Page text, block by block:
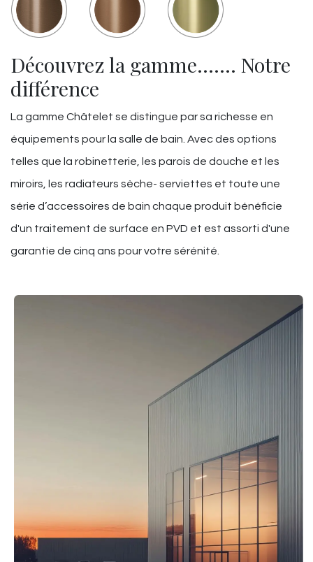
Découvrez la gamme……. Notre
différence
La gamme Châtelet se distingue par sa richesse en
équipements pour la salle de bain. Avec des options
telles que la robinetterie, les parois de douche et les
miroirs, les radiateurs sèche- serviettes et toute une
série d’accessoires de bain chaque produit bénéficie
d'un traitement de surface en PVD et est assorti d'une
garantie de cinq ans pour votre sérénité.